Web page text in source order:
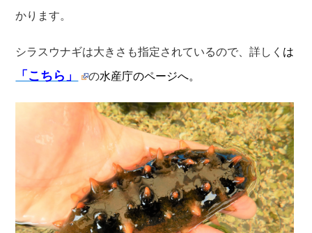
かります。
シラスウナギは大きさも指定されているので、詳しく は
「こちら」 の水産庁のページへ。